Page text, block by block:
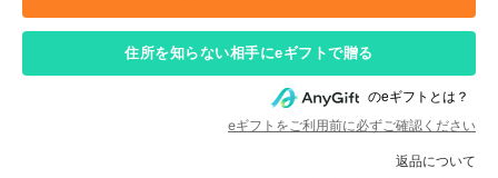
住所を知らない相手にeギフトで贈る
のeギフトとは？
eギフトをご利用前に必ずご確認ください
返品について